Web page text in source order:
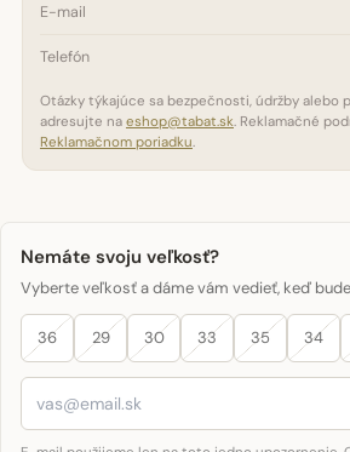
E-mail
Telefón
Otázky týkajúce sa bezpečnosti, údržby alebo
adresujte na eshop@tabat.sk. Reklamačné
Reklamačnom poriadku.
Nemáte svoju veľkosť?
Vyberte veľkosť a dáme vám vedieť, keď
36 29 30 33 35 34